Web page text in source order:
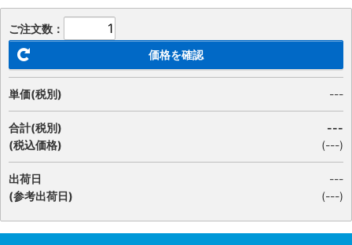
ご注文数：
価格を確認
単価(税別) ---
合計(税別)
(税込価格)
---
(---)
出荷日
(参考出荷日)
---
(---)